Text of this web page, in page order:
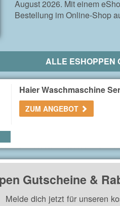
August 2026. Mit einem
Bestellung im Online-Shop
ALLE ESHOPPEN
Haier Waschmaschine
ZUM ANGEBOT
Gutscheine &
Melde dich jetzt für unseren